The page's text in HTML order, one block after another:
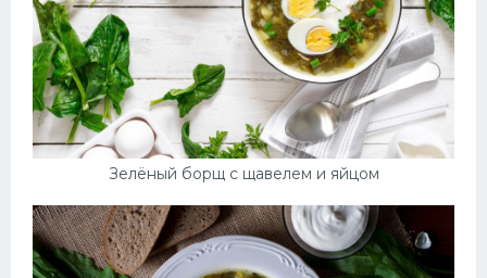
Зелёный борщ с щавелем и яйцом